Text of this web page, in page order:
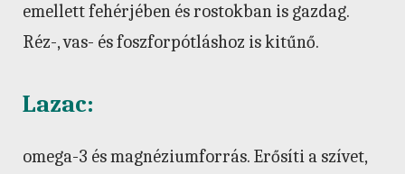
emellett fehérjében és rostokban is gazdag.
Réz-, vas- és foszforpótláshoz is kitűnő.
Lazac:
omega-3 és magnéziumforrás. Erősíti a szívet,